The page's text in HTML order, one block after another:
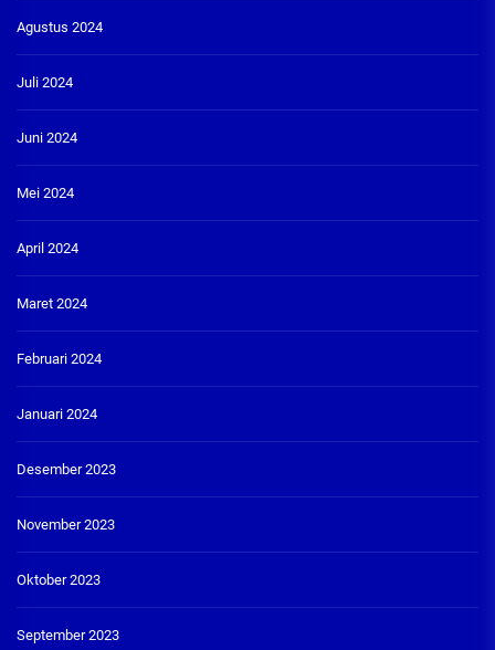
Agustus 2024
Juli 2024
Juni 2024
Mei 2024
April 2024
Maret 2024
Februari 2024
Januari 2024
Desember 2023
November 2023
Oktober 2023
September 2023